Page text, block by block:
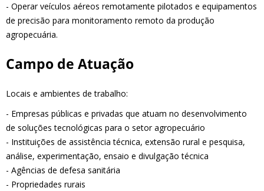
- Operar veículos aéreos remotamente pilotados e equipamentos
de precisão para monitoramento remoto da produção
agropecuária.
Campo de Atuação
Locais e ambientes de trabalho:
- Empresas públicas e privadas que atuam no desenvolvimento
de soluções tecnológicas para o setor agropecuário
- Instituições de assistência técnica, extensão rural e pesquisa,
análise, experimentação, ensaio e divulgação técnica
- Agências de defesa sanitária
- Propriedades rurais